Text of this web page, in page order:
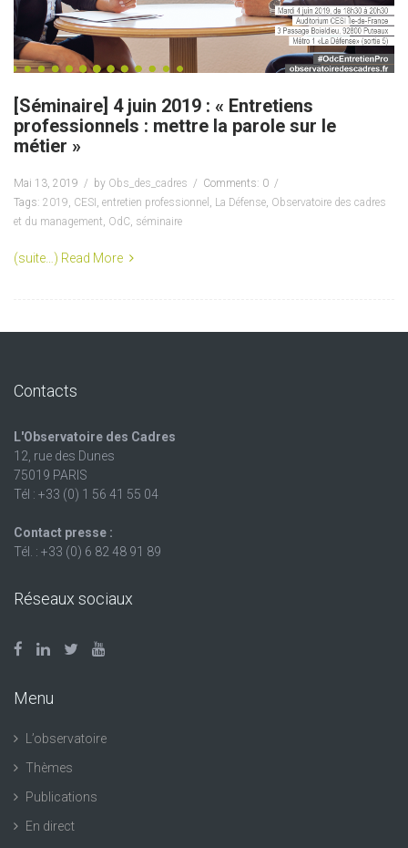
[Séminaire] 4 juin 2019 : « Entretiens
professionnels : mettre la parole sur le
métier »
Mai 13, 2019 by Obs_des_cadres
Comments: 0
Tags: 2019, CESI , entretien professionnel , La Défense, Observatoire des cadres
et du management, OdC, séminaire
(suite…) Read More
Contacts
L'Observatoire des Cadres
12, rue des Dunes
75019 PARIS
Tél : +33 (0) 1 56 41 55 04
Contact presse :
Tél. : +33 (0) 6 82 48 91 89
Réseaux sociaux
Menu
L’observatoire
Thèmes
Publications
En direct